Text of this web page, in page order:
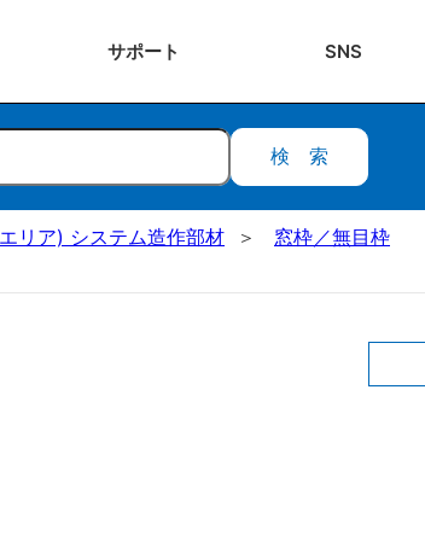
サポート SNS
検索
リア) システム造作部材
窓枠／無目枠